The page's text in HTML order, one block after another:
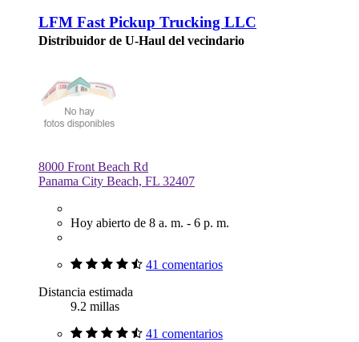
LFM Fast Pickup Trucking LLC
Distribuidor de U-Haul del vecindario
8000 Front Beach Rd
Panama City Beach, FL 32407
Hoy abierto de 8 a. m. - 6 p. m.
41 comentarios
Distancia estimada
9.2 millas
41 comentarios